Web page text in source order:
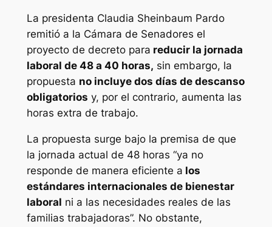
La presidenta Claudia Sheinbaum Pardo
remitió a la Cámara de Senadores el
proyecto de decreto para reducir la jornada
laboral de 48 a 40 horas, sin embargo, la
propuesta no incluye dos días de descanso
obligatorios y, por el contrario, aumenta las
horas extra de trabajo.
La propuesta surge bajo la premisa de que
la jornada actual de 48 horas “ya no
responde de manera eficiente a los
estándares internacionales de bienestar
laboral ni a las necesidades reales de las
familias trabajadoras”. No obstante,